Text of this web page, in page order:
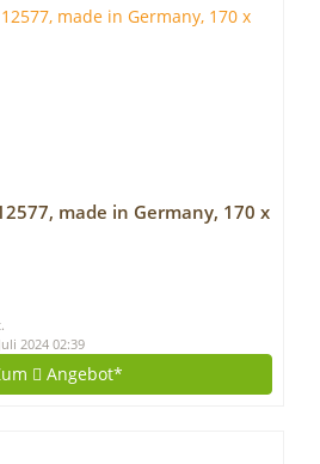
made in Germany, 170 x
2024 02:39
Angebot*